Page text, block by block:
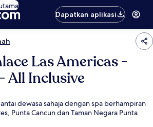
Dapatkan aplikasi
Las Americas -
All Inclusive
dewasa sahaja dengan spa berhampiran
Punta Cancun dan Taman Negara Punta